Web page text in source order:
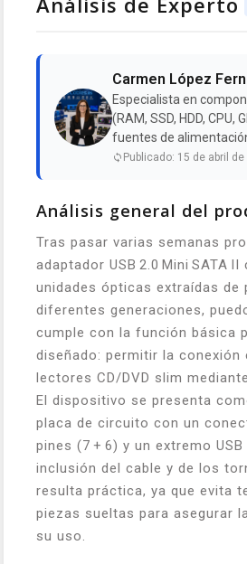
Carmen López
Especialista en
(RAM, SSD, HDD, CPU,
fuentes de
Publicado: 15 de abril de
Análisis general del
Tras pasar varias semanas
adaptador USB 2.0 Mini SATA
unidades ópticas extraídas de
diferentes generaciones,
cumple con la función básica
diseñado: permitir la conexión
lectores CD/DVD slim
El dispositivo se presenta
placa de circuito con un
pines (7 + 6) y un extremo
inclusión del cable y de los
resulta práctica, ya que evita
piezas sueltas para asegurar
su uso.